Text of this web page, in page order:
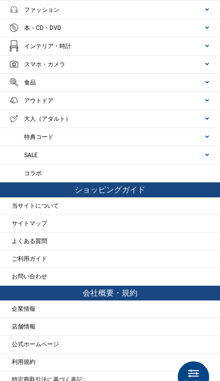
ファッション
本・CD・DVD
インテリア・時計
スマホ・カメラ
食品
アウトドア
大人（アダルト）
特典コード
SALE
コラボ
ショッピングガイド
当サイトについて
サイトマップ
よくある質問
ご利用ガイド
お問い合わせ
会社概要・規約
企業情報
店舗情報
公式ホームページ
利用規約
特定商取引法に基づく表記